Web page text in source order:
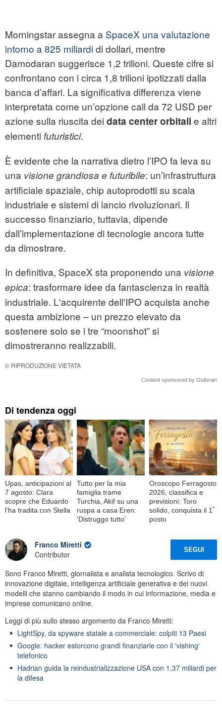
Morningstar assegna a SpaceX una valutazione
intorno a 825 miliardidi dollari, mentre
Damodaran suggerisce 1,2 trilioni. Queste cifre si
confrontano con i circa 1,8 trilioni ipotizzati dalla
banca d’affari. La significativa differenza viene
interpretata come un’opzione call da 72 USD per
azione sulla riuscita dei data center orbitali e altri
elementi futuristici.
È evidente che la narrativa dietro l’IPO fa leva su
una visione grandiosa e futuribile: un’infrastruttura
artificiale spaziale, chip autoprodotti su scala
industriale e sistemi di lancio rivoluzionari. Il
successo finanziario, tuttavia, dipende
dall’implementazione di tecnologie ancora tutte
da dimostrare.
In definitiva, SpaceX sta proponendo una visione
epica: trasformare idee da fantascienza in realtà
industriale. L'acquirente dell'IPO acquista anche
questa ambizione – un prezzo elevato da
sostenere solo se i tre “moonshot” si
dimostreranno realizzabili.
© RIPRODUZIONE VIETATA
Content sponsored by Outbrain
Di tendenza oggi
Upas, anticipazioni al
7 agosto: Clara
scopre che Eduardo
l'ha tradita con Stella
Tutto per la mia
famiglia trame
Turchia, Akif su una
ruspa a casa Eren:
'Distruggo tutto'
Oroscopo Ferragosto
2026, classifica e
previsioni: Toro
solido, conquista il 1ﾟ
posto
Franco Miretti
Contributor
SEGUI
Sono Franco Miretti, giornalista e analista tecnologico. Scrivo di
innovazione digitale, intelligenza artificiale generativa e dei nuovi
modelli che stanno cambiando il modo in cui informazione, media e
imprese comunicano online.
Leggi di più sullo stesso argomento da Franco Miretti:
LightSpy, da spyware statale a commerciale: colpiti 13 Paesi
Google: hacker estorcono grandi finanziarie con il 'vishing'
telefonico
Hadrian guida la reindustrializzazione USA con 1,37 miliardi per
la difesa